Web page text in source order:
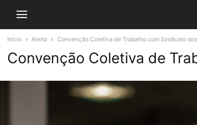
Início Alerta Convenção Coletiva de Trabalho com Sindicato
Convenção Coletiva de